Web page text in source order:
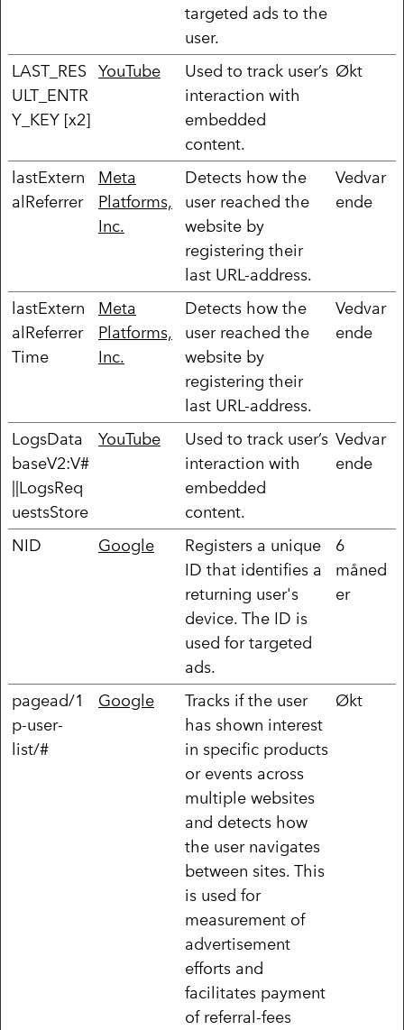
targeted ads to the
user.
LAST_RES
ULT_ENTR
Y_KEY [x2]
YouTube
Used to track user’s
interaction with
embedded
content.
Økt
lastExtern
alReferrer
Meta
Platforms,
Inc.
Detects how the
user reached the
website by
registering their
last URL-address.
Vedvar
ende
lastExtern
alReferrer
Time
Meta
Platforms,
Inc.
Detects how the
user reached the
website by
registering their
last URL-address.
Vedvar
ende
LogsData
baseV2:V#
||LogsReq
uestsStore
YouTube
Used to track user’s
interaction with
embedded
content.
Vedvar
ende
NID Google
Registers a unique
ID that identifies a
returning user's
device. The ID is
used for targeted
ads.
6
måned
er
pagead/1
p-user-
list/#
Google
Tracks if the user
has shown interest
in specific products
or events across
multiple websites
and detects how
the user navigates
between sites. This
is used for
measurement of
advertisement
efforts and
facilitates payment
of referral-fees
Økt